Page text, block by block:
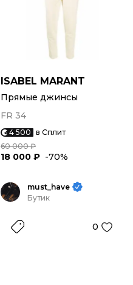
ISABEL MARANT
Прямые джинсы
FR 34
4 500 в Сплит
60 000 ₽
18 000 ₽ -70%
must_have
Бутик
0